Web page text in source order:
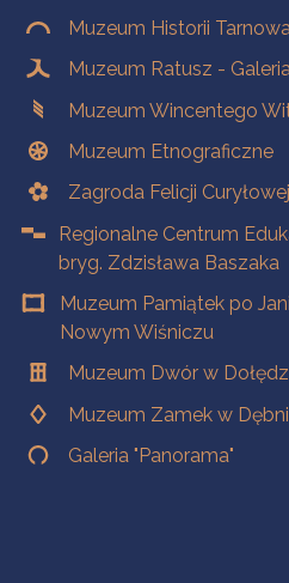
Muzeum Historii
Muzeum Ratusz -
Muzeum Wincentego
Muzeum Etnograficzne
Zagroda Felicji
Regionalne Centrum
bryg. Zdzisława Baszaka
Muzeum Pamiątek po
Nowym Wiśniczu
Muzeum Dwór w
Muzeum Zamek w
Galeria "Panorama"